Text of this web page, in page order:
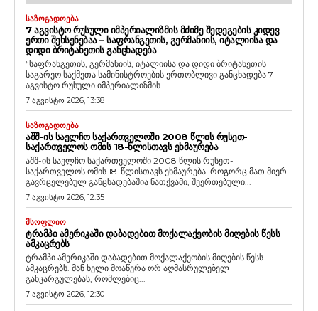
ᲡᲐᲖᲝᲒᲐᲓᲝᲔᲑᲐ
7 ᲐᲒᲕᲘᲡᲢᲝ ᲠᲣᲡᲣᲚᲘ ᲘᲛᲞᲔᲠᲘᲐᲚᲘᲖᲛᲘᲡ ᲛᲫᲘᲛᲔ ᲨᲔᲓᲔᲒᲔᲑᲘᲡ ᲙᲘᲓᲔᲕ
ᲔᲠᲗᲘ ᲨᲔᲮᲡᲔᲜᲔᲑᲐᲐ – ᲡᲐᲤᲠᲐᲜᲒᲔᲗᲘᲡ, ᲒᲔᲠᲛᲐᲜᲘᲘᲡ, ᲘᲢᲐᲚᲘᲘᲡᲐ ᲓᲐ
ᲓᲘᲓᲘ ᲑᲠᲘᲢᲐᲜᲔᲗᲘᲡ ᲒᲐᲜᲪᲮᲐᲓᲔᲑᲐ
“საფრანგეთის, გერმანიის, იტალიისა და დიდი ბრიტანეთის
საგარეო საქმეთა სამინისტროების ერთობლივი განცხადება 7
აგვისტო რუსული იმპერიალიზმის...
7 აგვისტო 2026, 13:38
ᲡᲐᲖᲝᲒᲐᲓᲝᲔᲑᲐ
ᲐᲨᲨ-ᲘᲡ ᲡᲐᲔᲚᲩᲝ ᲡᲐᲥᲐᲠᲗᲕᲔᲚᲝᲨᲘ 2008 ᲬᲚᲘᲡ ᲠᲣᲡᲔᲗ-
ᲡᲐᲥᲐᲠᲗᲕᲔᲚᲝᲡ ᲝᲛᲘᲡ 18-ᲬᲚᲘᲡᲗᲐᲕᲡ ᲔᲮᲛᲐᲣᲠᲔᲑᲐ
აშშ-ის საელჩო საქართველოში 2008 წლის რუსეთ-
საქართველოს ომის 18-წლისთავს ეხმაურება. როგორც მათ მიერ
გავრცელებულ განცხადებაშია ნათქვამი, შეერთებული...
7 აგვისტო 2026, 12:35
ᲛᲡᲝᲤᲚᲘᲝ
ᲢᲠᲐᲛᲞᲘ ᲐᲛᲔᲠᲘᲙᲐᲨᲘ ᲓᲐᲑᲐᲓᲔᲑᲘᲗ ᲛᲝᲥᲐᲚᲐᲥᲔᲝᲑᲘᲡ ᲛᲘᲦᲔᲑᲘᲡ ᲬᲔᲡᲡ
ᲐᲛᲙᲐᲪᲠᲔᲑᲡ
ტრამპი ამერიკაში დაბადებით მოქალაქეობის მიღების წესს
ამკაცრებს. მან ხელი მოაწერა ორ აღმასრულებელ
განკარგულებას, რომლებიც...
7 აგვისტო 2026, 12:30